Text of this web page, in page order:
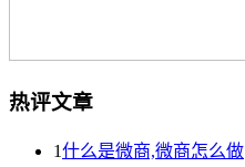
热评文章
1什么是微商,微商怎么做